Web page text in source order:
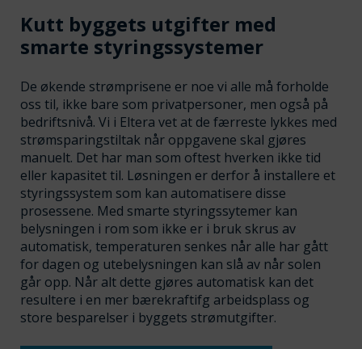
Kutt byggets utgifter med
smarte styringssystemer
De økende strømprisene er noe vi alle må forholde
oss til, ikke bare som privatpersoner, men også på
bedriftsnivå. Vi i Eltera vet at de færreste lykkes med
strømsparingstiltak når oppgavene skal gjøres
manuelt. Det har man som oftest hverken ikke tid
eller kapasitet til. Løsningen er derfor å installere et
styringssystem som kan automatisere disse
prosessene. Med smarte styringssytemer kan
belysningen i rom som ikke er i bruk skrus av
automatisk, temperaturen senkes når alle har gått
for dagen og utebelysningen kan slå av når solen
går opp. Når alt dette gjøres automatisk kan det
resultere i en mer bærekraftifg arbeidsplass og
store besparelser i byggets strømutgifter.